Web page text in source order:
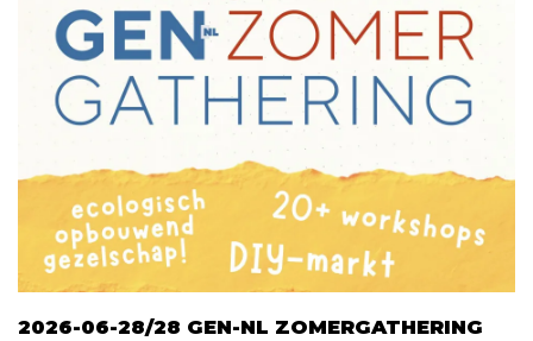
2026-06-28/28 GEN-NL ZOMERGATHERING